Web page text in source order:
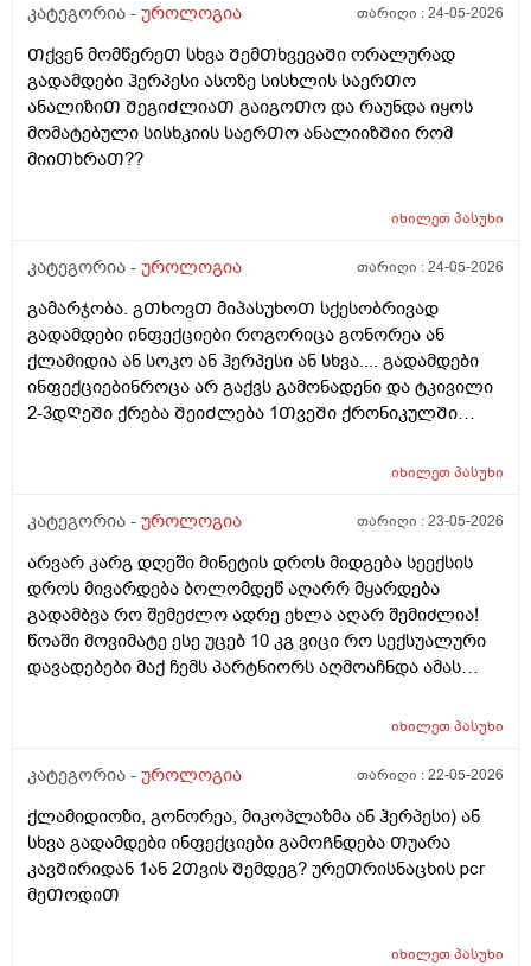
კატეგორია - უროლოგია თარიღი :24-05-2026
Თქვენ მომწერეᲗ სხვა ᲨემᲗხვევაᲨი ორალურად
გადამდები ჰერპესი ასოზე სისხლის საერᲗო
ანალიზიᲗ ᲨეგიᲫლიაᲗ გაიგოᲗო და რაუნდა იყოს
მომატებული სისხკიის საერᲗო ანალიიზᲨიი რომ
მიიᲗხრაᲗ??
იხილეთპასუხი
კატეგორია - უროლოგია თარიღი :24-05-2026
გამარჯობა. გᲗხოვᲗ მიპასუხოᲗ სქესობრივად
გადამდები ინფექციები როგორიცა გონორეა ან
ქლამიდია ან სოკო ან ჰერპესი ან სხვა.... გადამდები
ინფექციებინროცა არ გაქვს გამონადენი და ტკივილი
2-3დᲦეᲨი ქრება ᲨეიᲫლება 1ᲗვეᲨი ქრონიკულᲨი
იხილეთპასუხი
კატეგორია - უროლოგია თარიღი :23-05-2026
არვარ კარგ დღეში მინეტის დროს მიდგება სეექსის
დროს მივარდება ბოლომდეწ აღარრ მყარდება
გადამბვა რო შემეძლო ადრე ეხლა აღარ შემიძლია!
წოაში მოვიმატე ესე უცებ 10 კგ ვიცი რო სექსუალური
დავადებები მაქ ჩემს პარტნიორს აღმოაჩნდა ამას
დამიჯდეება ანალიევი ექიმთან ვიზიდი რო ვიცოდე ამ
იხილეთპასუხი
კატეგორია - უროლოგია თარიღი :22-05-2026
ქლამიდიოზი, გონორეა, მიკოპლაზმა ან ჰერპესი) ან
სხვა გადამდები ინფექციები გამოᲩნდება Თუარა
კავᲨირიდან 1ან 2Თვის Შემდეგ? ურეᲗრისნაცხის pcr
მეᲗოდიᲗ
იხილეთპასუხი